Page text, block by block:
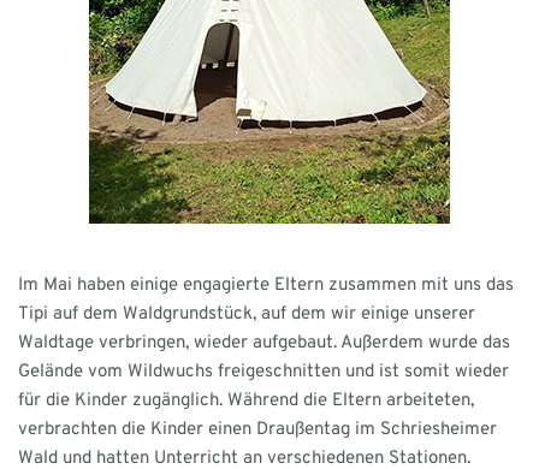
Im Mai haben einige engagierte Eltern zusammen mit uns das
Tipi auf dem Waldgrundstück, auf dem wir einige unserer
Waldtage verbringen, wieder aufgebaut. Außerdem wurde das
Gelände vom Wildwuchs freigeschnitten und ist somit wieder
für die Kinder zugänglich. Während die Eltern arbeiteten,
verbrachten die Kinder einen Draußentag im Schriesheimer
Wald und hatten Unterricht an verschiedenen Stationen.